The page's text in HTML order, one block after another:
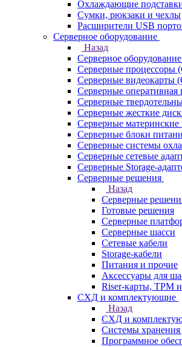
Охлаждающие
Сумки, рюкзаки и чехлы
Расширители USB
Серверное оборудование
Назад
Серверное оборудование
Серверные процессоры
Серверные видеокарты
Серверные оперативная
Серверные
Серверные жесткие
Серверные
Серверные блоки
Серверные системы
Серверные сетевые
Серверные Storage-
Серверные решения
Назад
Серверные
Готовые решения
Серверные
Серверные шасси
Сетевые кабели
Storage-кабели
Питания и прочие
Аксессуары для
Riser-карты, TPM
СХД и комплектующие
Назад
СХД и
Системы
Программное